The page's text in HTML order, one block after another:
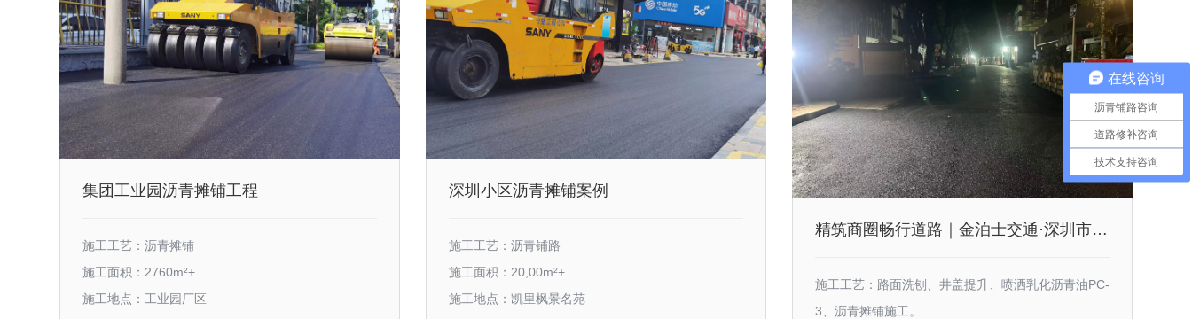
集团工业园沥青摊铺工程
施工工艺：沥青摊铺
施工面积：2760m²+
施工地点：工业园厂区
深圳小区沥青摊铺案例
施工工艺：沥青铺路
施工面积：20,00m²+
施工地点：凯里枫景名苑
精筑商圈畅行道路｜金泊士交通·深圳市南山区南油服装批发市场沥青摊铺施工工程
施工工艺：路面洗刨、井盖提升、喷洒乳化沥青油PC-
3、沥青摊铺施工。
在线咨询
沥青铺路咨询
道路修补咨询
技术支持咨询